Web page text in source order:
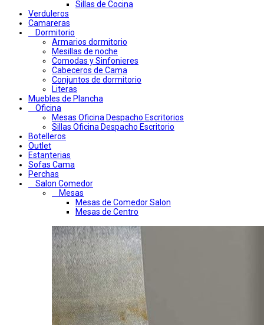
Sillas de Cocina
Verduleros
Camareras
Dormitorio
Armarios dormitorio
Mesillas de noche
Comodas y Sinfonieres
Cabeceros de Cama
Conjuntos de dormitorio
Literas
Muebles de Plancha
Oficina
Mesas Oficina Despacho Escritorios
Sillas Oficina Despacho Escritorio
Botelleros
Outlet
Estanterias
Sofas Cama
Perchas
Salon Comedor
Mesas
Mesas de Comedor Salon
Mesas de Centro